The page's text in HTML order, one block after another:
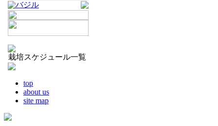
バジル
栽培スケジュール一覧
top
about us
site map